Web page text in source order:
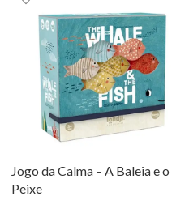
Jogo da Calma – A Baleia e o
Peixe